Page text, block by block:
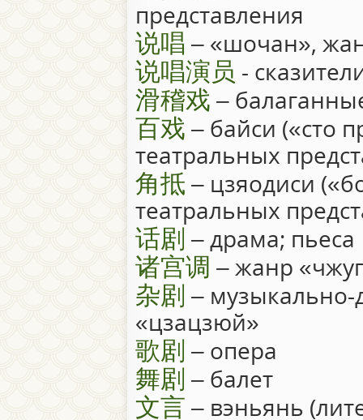
представления
说唱 – «шочан»,
说唱演员 -
滑稽戏 –
百戏 – байси («сто
театральных
角抵– цзяодиси
театральных
话剧– драма; пьеса
诸宫调 – жанр
杂剧 –
«цзацзюй»
歌剧 – опера
舞剧 – балет
文言 – вэньянь